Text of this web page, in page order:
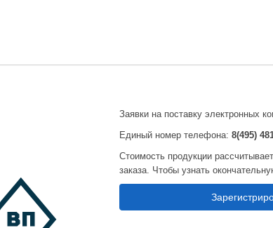
Заявки на поставку электронных
Единый номер телефона:8(495)
Стоимость продукции
заказа. Чтобы узнать